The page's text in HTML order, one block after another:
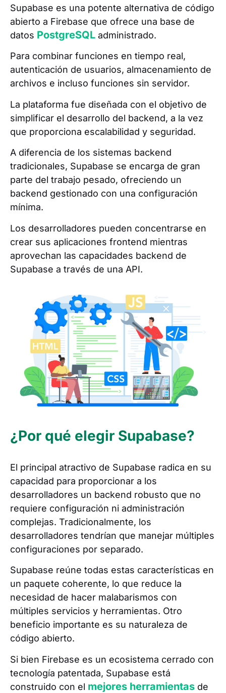
Supabase es una potente alternativa de código
abierto a Firebase que ofrece una base de
datos PostgreSQL administrado.
Para combinar funciones en tiempo real,
autenticación de usuarios, almacenamiento de
archivos e incluso funciones sin servidor.
La plataforma fue diseñada con el objetivo de
simplificar el desarrollo del backend, a la vez
que proporciona escalabilidad y seguridad.
A diferencia de los sistemas backend
tradicionales, Supabase se encarga de gran
parte del trabajo pesado, ofreciendo un
backend gestionado con una configuración
mínima.
Los desarrolladores pueden concentrarse en
crear sus aplicaciones frontend mientras
aprovechan las capacidades backend de
Supabase a través de una API.
¿Por qué elegir Supabase?
El principal atractivo de Supabase radica en su
capacidad para proporcionar a los
desarrolladores un backend robusto que no
requiere configuración ni administración
complejas. Tradicionalmente, los
desarrolladores tendrían que manejar múltiples
configuraciones por separado.
Supabase reúne todas estas características en
un paquete coherente, lo que reduce la
necesidad de hacer malabarismos con
múltiples servicios y herramientas. Otro
beneficio importante es su naturaleza de
código abierto.
Si bien Firebase es un ecosistema cerrado con
tecnología patentada, Supabase está
construido con el mejores herramientas de